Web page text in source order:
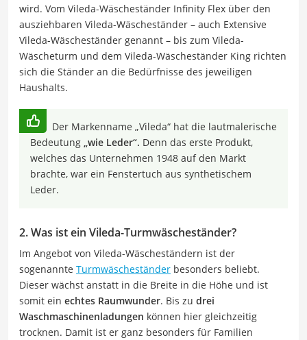
wird. Vom Vileda-Wäscheständer Infinity Flex über den
ausziehbaren Vileda-Wäscheständer – auch Extensive
Vileda-Wäscheständer genannt – bis zum Vileda-
Wäscheturm und dem Vileda-Wäscheständer King richten
sich die Ständer an die Bedürfnisse des jeweiligen
Haushalts.
Der Markenname „Vileda“ hat die lautmalerische
Bedeutung „wie Leder“. Denn das erste Produkt,
welches das Unternehmen 1948 auf den Markt
brachte, war ein Fenstertuch aus synthetischem
Leder.
2. Was ist ein Vileda-Turmwäscheständer?
Im Angebot von Vileda-Wäscheständern ist der
sogenannte Turmwäscheständer besonders beliebt.
Dieser wächst anstatt in die Breite in die Höhe und ist
somit ein echtes Raumwunder. Bis zu drei
Waschmaschinenladungen können hier gleichzeitig
trocknen. Damit ist er ganz besonders für Familien